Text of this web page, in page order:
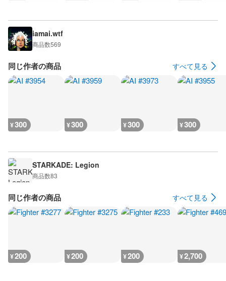
iamai.wtf
商品数569
同じ作者の商品 すべて見る
¥300 ¥300 ¥300 ¥300
STARKADE: Legion
商品数83
同じ作者の商品 すべて見る
¥200 ¥200 ¥200 ¥2,700